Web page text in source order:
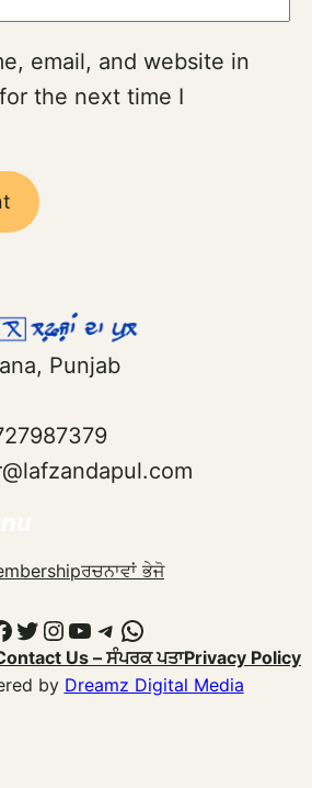
email, and website in
the next time I
Punjab
ਰਚਨਾਵਾਂ ਭੇਜੋ
Twitter
Instagram
YouTube
Telegram
WhatsApp
Us – ਸੰਪਰਕ ਪਤਾPrivacy Policy
by Dreamz Digital Media